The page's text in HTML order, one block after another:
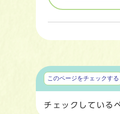
マイページ
このページをチェックする
チェックしている